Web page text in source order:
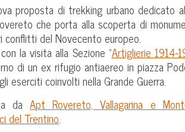
proposta di trekking urbano dedicato
che porta alla scoperta di
conflitti del Novecento europeo.
la visita alla Sezione “Artiglierie 1914-
di un ex rifugio antiaereo in piazza
eserciti coinvolti nella Grande Guerra.
daApt Rovereto, Vallagarina e
del Trentino.